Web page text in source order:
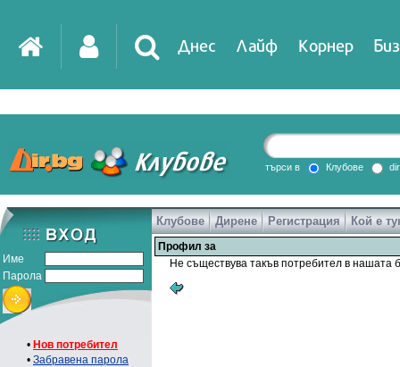
Днес Лайф Корнер
DirTV Impressio
Games
търси в Клубове
Име
Парола
• Нов потребител
• Забравена парола
Клубове Дирене Регистрация Кой е
Профил за
Не съществува такъв потребител в нашата